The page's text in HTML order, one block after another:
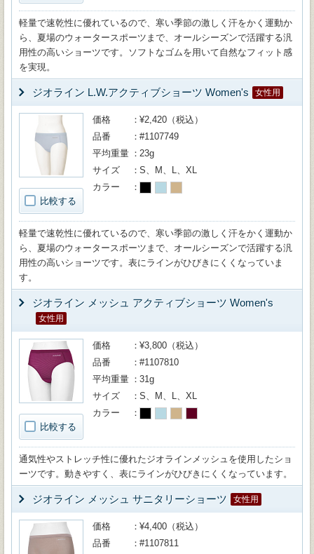
軽量で速乾性に優れているので、寒い季節の激しく汗をかく運動か
ら、夏場のウォータースポーツまで、オールシーズンで活躍する汎
用性の高いショーツです。ソフトなゴムを用いて自然なフィット感
を実現。
ジオライン L.W.アクティブショーツ Women's 女性用
比較する
価格
¥2,420（税込）
品番
#1107749
平均重量
23g
サイズ
S、M、L、XL
カラー
軽量で速乾性に優れているので、寒い季節の激しく汗をかく運動か
ら、夏場のウォータースポーツまで、オールシーズンで活躍する汎
用性の高いショーツです。表にラインがひびきにくくなっていま
す。
ジオライン メッシュ アクティブショーツ Women's
女性用
比較する
価格
¥3,800（税込）
品番
#1107810
平均重量
31g
サイズ
S、M、L、XL
カラー
通気性やストレッチ性に優れたジオラインメッシュを使用したショ
ーツです。動きやすく、表にラインがひびきにくくなっています。
ジオライン メッシュ サニタリーショーツ 女性用
価格
¥4,400（税込）
品番
#1107811